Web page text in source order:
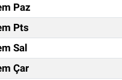
Paz
Pts
Sal
Çar